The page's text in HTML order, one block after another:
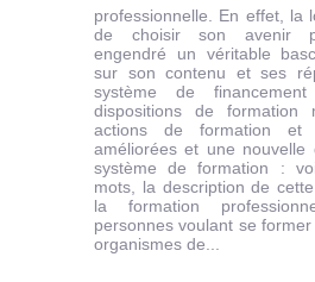
professionnelle. En effet, la
de choisir son avenir
engendré un véritable
sur son contenu et ses
système de
dispositions de
actions de formation et
améliorées et une nouvelle
système de formation :
mots, la description de
la formation
personnes voulant se
organismes de...